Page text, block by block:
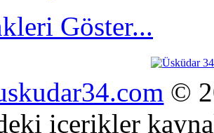
Göster...
©
içerikler